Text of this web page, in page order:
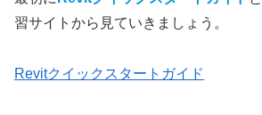
習サイトから見ていきましょう。
Revitクイックスタートガイド